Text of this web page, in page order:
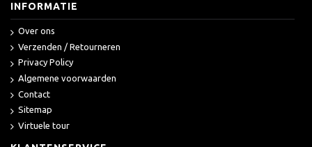
INFORMATIE
Over ons
Verzenden / Retourneren
Privacy Policy
Algemene voorwaarden
Contact
Sitemap
Virtuele tour